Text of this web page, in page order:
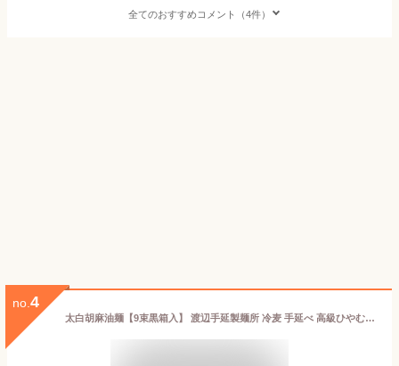
全てのおすすめコメント（4件）
no. 4
太白胡麻油麺【9束黒箱入】 渡辺手延製麺所 冷麦 手延べ 高級ひやむぎ 金魚印 冷や麦 ヒヤムギ 九鬼太白純正胡麻油使用大矢知手延干麺 三重県 四日市